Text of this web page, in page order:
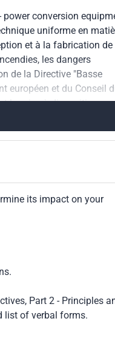
power conversion
uniforme en
et à la fabrication de
les dangers
de la Directive "Basse
européen et du Conseil
la mise à disposition
dow : 2013-07-01
its impact on your
Part 2 - Principles
list of verbal forms.